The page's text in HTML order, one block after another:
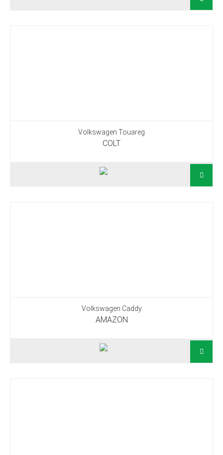
Volkswagen Touareg
COLT
Volkswagen Caddy
AMAZON